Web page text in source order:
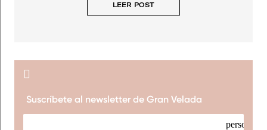
LEER POST
Suscríbete al newsletter de Gran Velada
person